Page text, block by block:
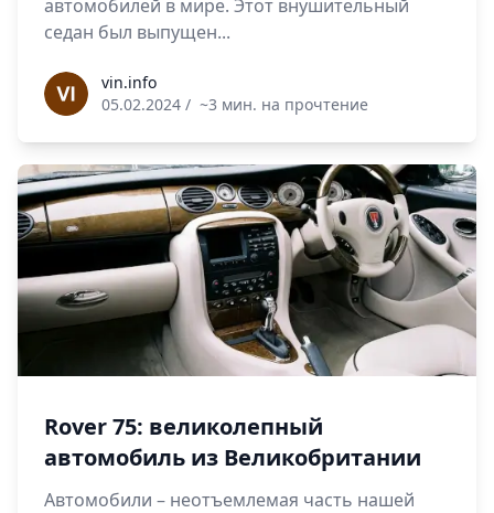
автомобилей в мире. Этот внушительный
седан был выпущен...
vin.infovin.info
05.02.2024 / ~3 мин. на прочтение
Rover 75: великолепный
автомобиль из Великобритании
Автомобили – неотъемлемая часть нашей